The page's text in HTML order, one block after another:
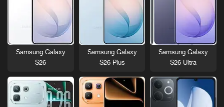
Samsung Galaxy
S26 Ultra
Samsung Galaxy
S26 Plus
Samsung Galaxy
S26